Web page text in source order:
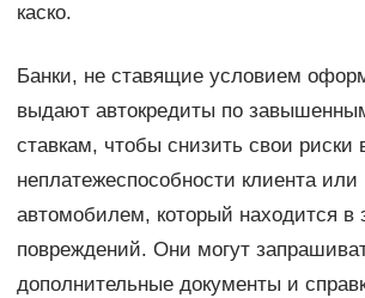
каско.
Банки, не ставящие условием
выдают автокредиты по
ставкам, чтобы снизить свои риски
неплатежеспособности клиента или
автомобилем, который находится в
повреждений. Они могут
дополнительные документы и